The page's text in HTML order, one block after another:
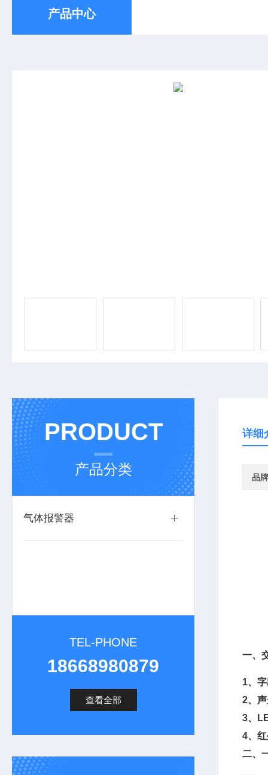
产品中心
PRODUCT
产品分类
气体报警器
TEL-PHONE
18668980879
查看全部
详细
品牌
一、
1、
2、
3、
4、
二、